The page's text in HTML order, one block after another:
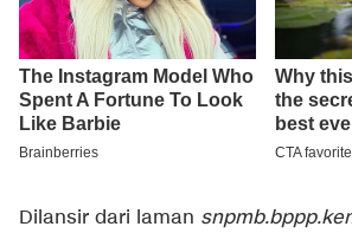
Dilansir dari laman